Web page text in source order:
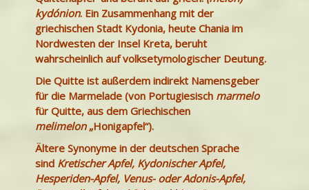
kydónion. Ein Zusammenhang mit der
griechischen Stadt Kydonia, heute Chania im
Nordwesten der Insel Kreta, beruht
wahrscheinlich auf volksetymologischer Deutung.
Die Quitte ist außerdem indirekt Namensgeber
für die Marmelade (von Portugiesisch marmelo
für Quitte, aus dem Griechischen
melimelon„Honigapfel“).
Ältere Synonyme in der deutschen Sprache
sind Kretischer Apfel, Kydonischer Apfel,
Hesperiden-Apfel, Venus- oder Adonis-Apfel,